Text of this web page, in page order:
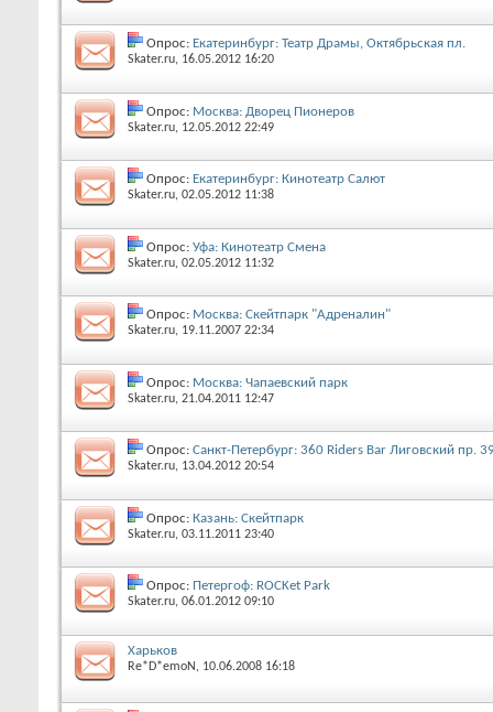
Опрос: Екатеринбург: Театр Драмы, Октябрьская пл.
Skater.ru‎, 16.05.2012 16:20
Опрос: Москва: Дворец Пионеров
Skater.ru‎, 12.05.2012 22:49
Опрос: Екатеринбург: Кинотеатр Салют
Skater.ru‎, 02.05.2012 11:38
Опрос: Уфа: Кинотеатр Смена
Skater.ru‎, 02.05.2012 11:32
Опрос: Москва: Скейтпарк "Адреналин"
Skater.ru‎, 19.11.2007 22:34
Опрос: Москва: Чапаевский парк
Skater.ru‎, 21.04.2011 12:47
Опрос: Санкт-Петербург: 360 Riders Bar Лиговский пр.
Skater.ru‎, 13.04.2012 20:54
Опрос: Казань: Скейтпарк
Skater.ru‎, 03.11.2011 23:40
Опрос: Петергоф: ROCKet Park
Skater.ru‎, 06.01.2012 09:10
Харьков
Re*D*emoN ‎, 10.06.2008 16:18